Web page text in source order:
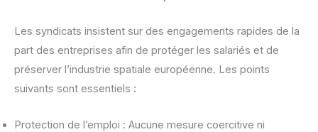
Les syndicats insistent sur des engagements rapides de la
part des entreprises afin de protéger les salariés et de
préserver l’industrie spatiale européenne. Les points
suivants sont essentiels :
Protection de l’emploi : Aucune mesure coercitive ni